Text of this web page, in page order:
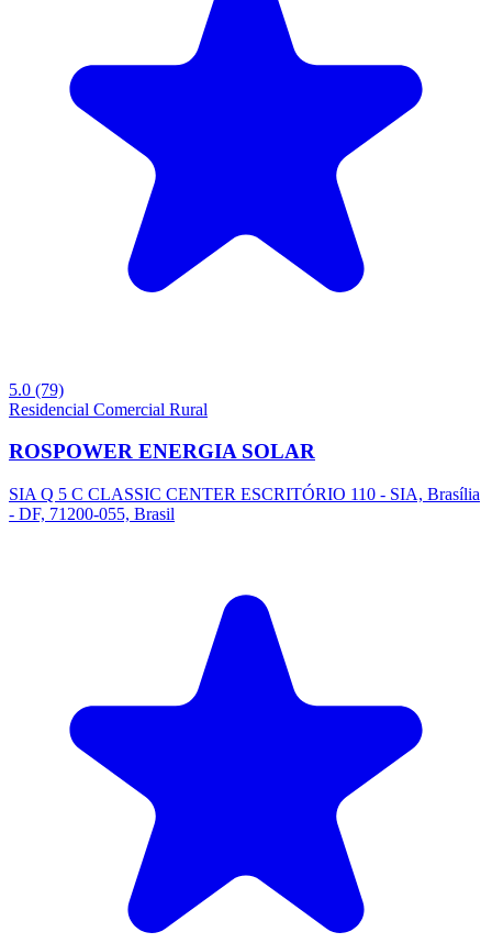
5.0 (79)
Residencial Comercial Rural
ROSPOWER ENERGIA SOLAR
SIA Q 5 C CLASSIC CENTER ESCRITÓRIO 110 - SIA, Brasília
- DF, 71200-055, Brasil